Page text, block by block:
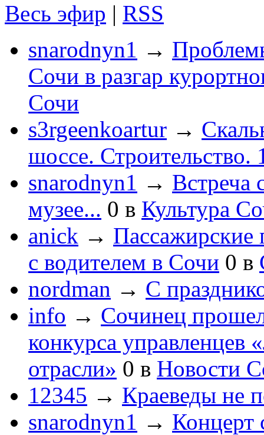
Весь эфир | RSS
snarodnyn1 →
Сочи в разгар
Сочи
s3rgeenkoartur →
шоссе. Строительство.
snarodnyn1 → Встреча
музее... 0 в Культура
anick → Пассажирские
с водителем в Сочи 0 в
nordman → С
info → Сочинец
конкурса управленцев
отрасли» 0 в Новости
12345 → Краеведы не
snarodnyn1 → Концерт